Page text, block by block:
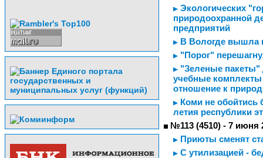
Экологических
природоохранной
предприятий
В Вологде вышла
"Порог"
"Зеленые пакеты"
учебные комплекты
отношение к
Коми не обойтись
летия республики
№113 (4510) - 7 июня
Приюты сменят
С утилизацией -